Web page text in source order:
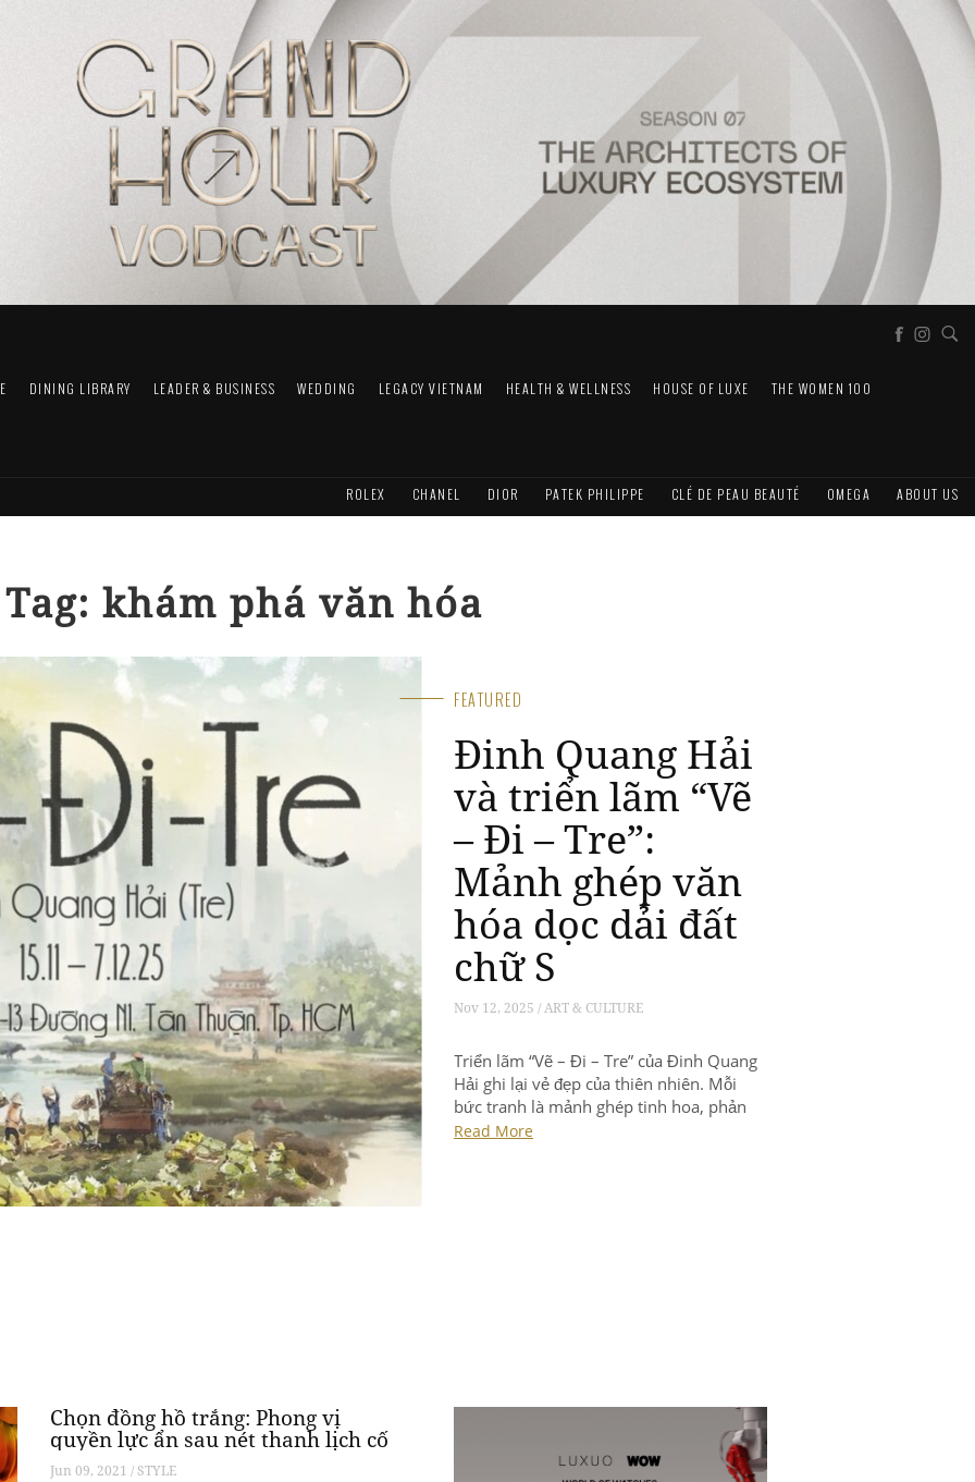
DINING LIBRARY LEADER & BUSINESS WEDDING LEGACY VIETNAM HEALTH & WELLNESS HOUSE OF LUXE THE WOMEN 100
ROLEX CHANEL DIOR PATEK PHILIPPE CLÉ DE PEAU BEAUTÉ OMEGA ABOUT US
Tag: khám phá văn hóa
FEATURED
Đinh Quang Hải
và triển lãm “Vẽ
– Đi – Tre”:
Mảnh ghép văn
hóa dọc dải đất
chữ S
Nov 12, 2025 / ART & CULTURE
Triển lãm “Vẽ – Đi – Tre” của Đinh Quang
Hải ghi lại vẻ đẹp của thiên nhiên. Mỗi
bức tranh là mảnh ghép tinh hoa, phản
chiếu cái hồn chân chất của dân tộc.
Read More
Chọn đồng hồ trắng: Phong vị
quyền lực ẩn sau nét thanh lịch cố
hữu
Jun 09, 2021 / STYLE